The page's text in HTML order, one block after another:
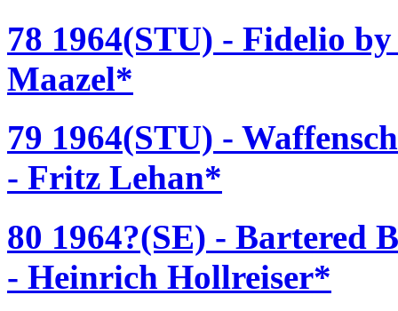
78 1964(STU) - Fidelio
Maazel*
79 1964(STU) -
- Fritz Lehan*
80 1964?(SE) - Bartered
- Heinrich Hollreiser*